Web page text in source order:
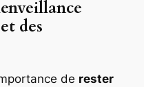
des
de rester